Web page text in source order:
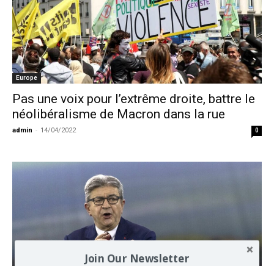
Europe
Pas une voix pour l’extrême droite, battre le
néolibéralisme de Macron dans la rue
admin - 14/04/2022 0
Join Our Newsletter